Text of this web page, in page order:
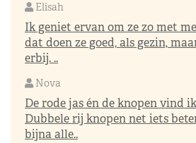
Elisah
Ik geniet ervan om ze zo met
dat doen ze goed, als gezin,
erbij. ..
Nova
De rode jas én de knopen vind
Dubbele rij knopen net iets
bijna alle..